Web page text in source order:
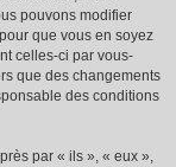
pouvons modifier
que vous en soyez
celles-ci par vous-
que des changements
des conditions
par « ils », « eux »,